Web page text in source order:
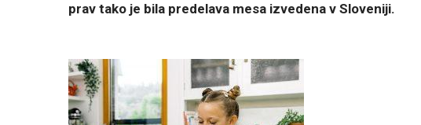
prav tako je bila predelava mesa izvedena v Sloveniji.